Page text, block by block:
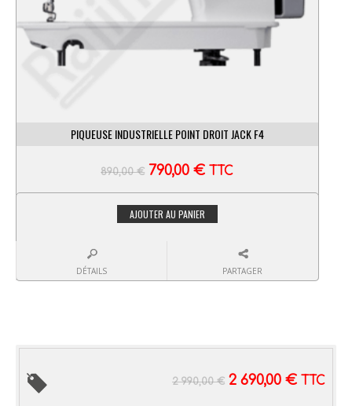
PIQUEUSE INDUSTRIELLE POINT DROIT JACK F4
890,00€ 790,00€ TTC
AJOUTER AU PANIER
DÉTAILS PARTAGER
2 990,00€ 2 690,00 € TTC